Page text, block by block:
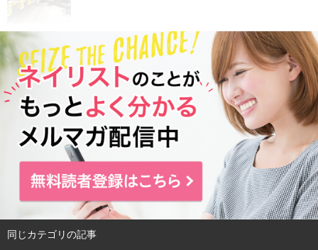
同じカテゴリの記事